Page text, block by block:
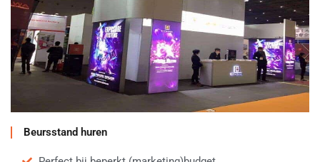
Beursstand huren